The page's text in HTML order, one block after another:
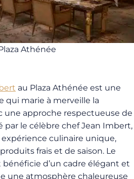
Athénée
au Plaza Athénée est une
qui marie à merveille la
une approche respectueuse de
par le célèbre chef Jean Imbert,
culinaire unique,
frais et de saison. Le
d’un cadre élégant et
une atmosphère chaleureuse